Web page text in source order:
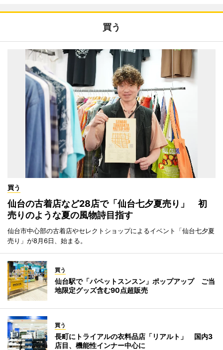
買う
買う
仙台の古着店など28店で「仙台七夕夏売り」 初
売りのような夏の風物詩目指す
仙台市中心部の古着店やセレクトショップによるイベント「仙台七夕夏
売り」が8月6日、始まる。
買う
仙台駅で「パペットスンスン」ポップアップ ご当
地限定グッズ含む90点超販売
買う
長町にトライアルの衣料品店「リアルト」 国内3
店目、機能性インナー中心に